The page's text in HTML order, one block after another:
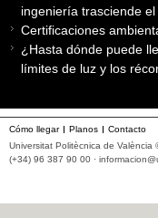
ingeniería trasciende el
Certificaciones
¿Hasta dónde puede
límites de luz y los
Cómo llegar Planos
Contacto
Universitat Politècnica de València
(+34) 96 387 90 00 ·